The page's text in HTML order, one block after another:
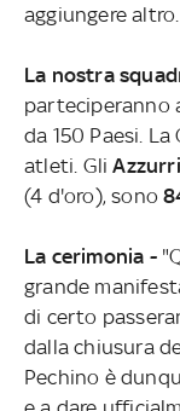
aggiungere altro.
La nostra
parteciperanno
da 150 Paesi.
atleti. GliAzzurri
(4 d'oro), sono
La cerimonia -
grande
di certo
dalla chiusura
Pechino è